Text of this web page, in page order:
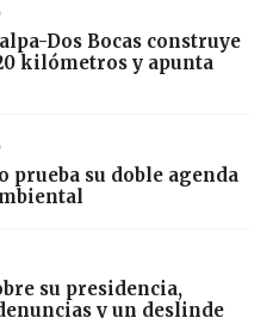
Dos Bocas construye
kilómetros y apunta
prueba su doble agenda
su presidencia,
y un deslinde